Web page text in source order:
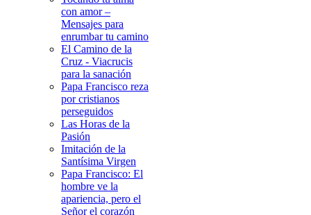
con amor –
Mensajes para
enrumbar tu camino
El Camino de la
Cruz - Viacrucis
para la sanación
Papa Francisco reza
por cristianos
perseguidos
Las Horas de la
Pasión
Imitación de la
Santísima Virgen
Papa Francisco: El
hombre ve la
apariencia, pero el
Señor el corazón